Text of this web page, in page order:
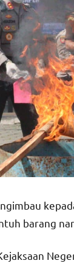
barang